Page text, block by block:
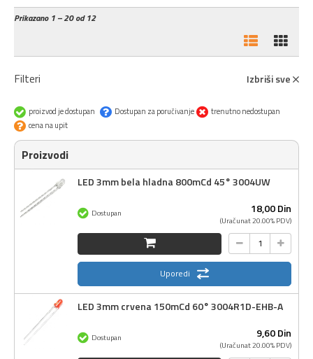
Prikazano1 – 20 od 12
Filteri Izbriši sve
proizvod je dostupan Dostupan za poručivanje
trenutno nedostupan
cena na upit
Proizvodi
LED 3mm bela hladna 800mCd 45° 3004UW
18,00Din
(Uračunat 20.00% PDV)
Dostupan
Uporedi
LED 3mm crvena 150mCd 60° 3004R1D-EHB-A
9,60Din
(Uračunat 20.00% PDV)
Dostupan